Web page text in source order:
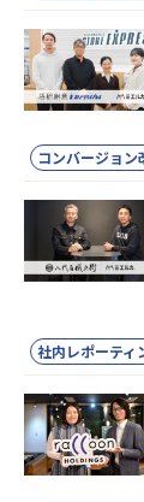
コンバージョン
社内レポーティ